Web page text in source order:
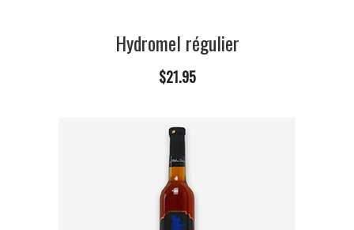
Hydromel régulier
$21.95